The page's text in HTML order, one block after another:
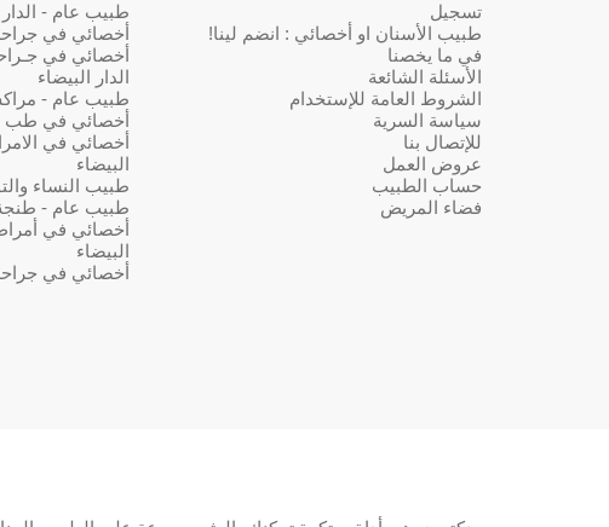
تسجيل
طبيب الأسنان او أخصائي : انضم لينا!
في ما يخصنا
الأسئلة الشائعة
الشروط العامة للإستخدام
سياسة السرية
للإتصال بنا
عروض العمل
حساب الطبيب
فضاء المريض
طبيب عام - الدار
أخصائي في جراحة
أخصائي في
الدار البيضاء
طبيب عام -
أخصائي في طب
أخصائي في
البيضاء
طبيب النساء
طبيب عام -
أخصائي في
البيضاء
أخصائي في